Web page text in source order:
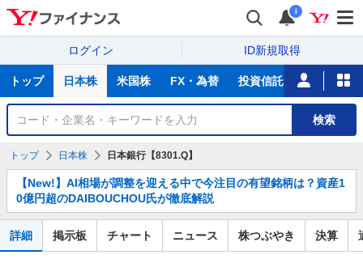
i
ログイン ID新規取得
サ
トップ 日本株 米国株 FX・為替 投資信託 ニュース
銘
検
検索
トップ 日本株 日本銀行【8301.Q】
知
ら
せ
【New!】AI相場が調整を迎える中で今注目の有望銘柄は？資産1
0億円超のDAIBOUCHOU氏が徹底解説
詳細 掲示板 チャート ニュース 株つぶやき 決算